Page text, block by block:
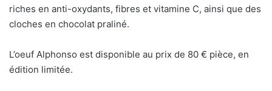
riches en anti-oxydants, fibres et vitamine C, ainsi que des
cloches en chocolat praliné.
L’oeuf Alphonso est disponible au prix de 80 € pièce, en
édition limitée.